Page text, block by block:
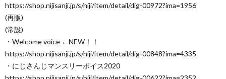
https://shop.nijisanji.jp/s/niji/item/detail/dig-00972?ima=1956
(再販)
(常設)
・Welcome voice ←NEW！！
https://shop.nijisanji.jp/s/niji/item/detail/dig-00848?ima=4335
・にじさんじマンスリーボイス2020